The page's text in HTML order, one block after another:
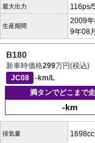
最大出力 116ps/
生産期間
2009
9年08月
B180
新車時価格299万円(税込)
JC08
-km/L
満タンでどこまで
-km
排気量 1698cc